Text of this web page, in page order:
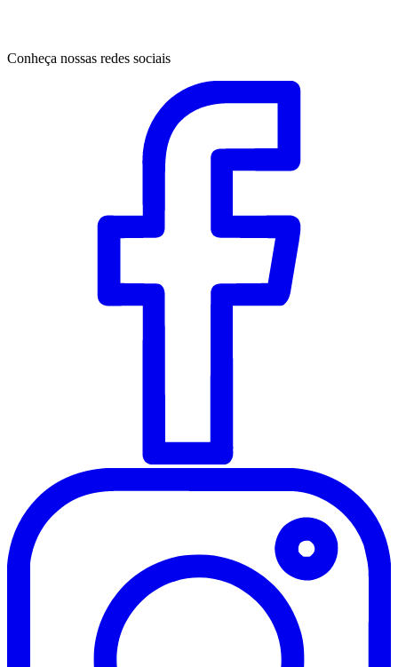
Conheça nossas redes sociais